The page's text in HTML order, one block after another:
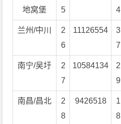
地窝堡
5
4
兰州/中川
2
6
11126554
3
7
南宁/吴圩
2
7
10584134
2
9
南昌/昌北
2
8
9426518
1
8